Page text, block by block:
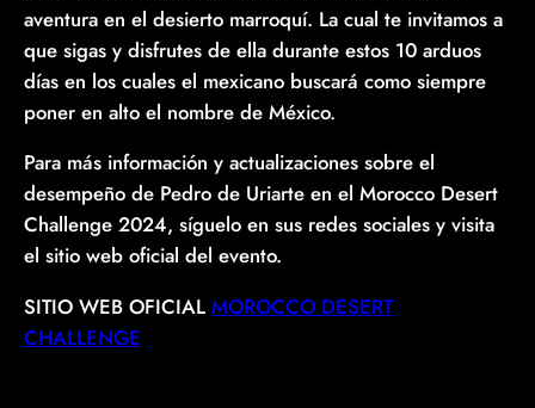
aventura en el desierto marroquí. La cual te invitamos a
que sigas y disfrutes de ella durante estos 10 arduos
días en los cuales el mexicano buscará como siempre
poner en alto el nombre de México.
Para más información y actualizaciones sobre el
desempeño de Pedro de Uriarte en el Morocco Desert
Challenge 2024, síguelo en sus redes sociales y visita
el sitio web oficial del evento.
SITIO WEB OFICIAL MOROCCO DESERT
CHALLENGE